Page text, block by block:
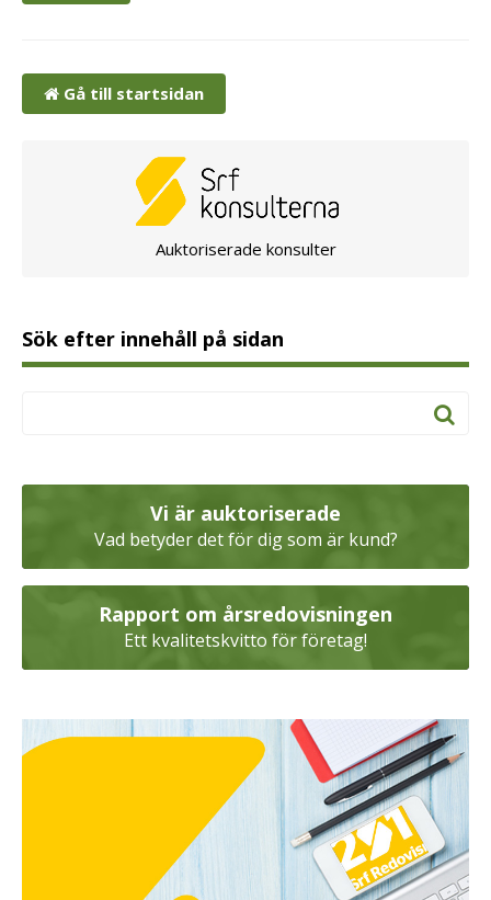
Gå till startsidan
Auktoriserade konsulter
Sök efter innehåll på sidan
Vi är auktoriserade
Vad betyder det för dig som är kund?
Rapport om årsredovisningen
Ett kvalitetskvitto för företag!